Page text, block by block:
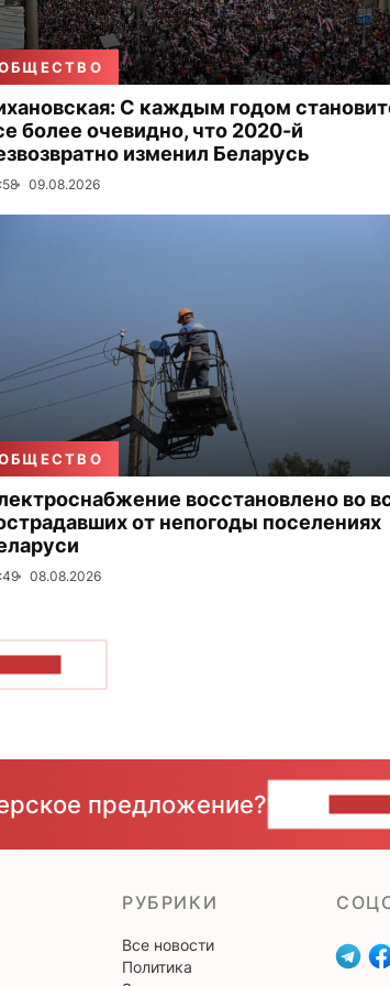
С каждым годом
более очевидно, что 2020-й
изменил Беларусь
09.08.2026
восстановлено во
от непогоды поселениях
08.08.2026
предложение?
РУБРИКИ
Все новости
Политика